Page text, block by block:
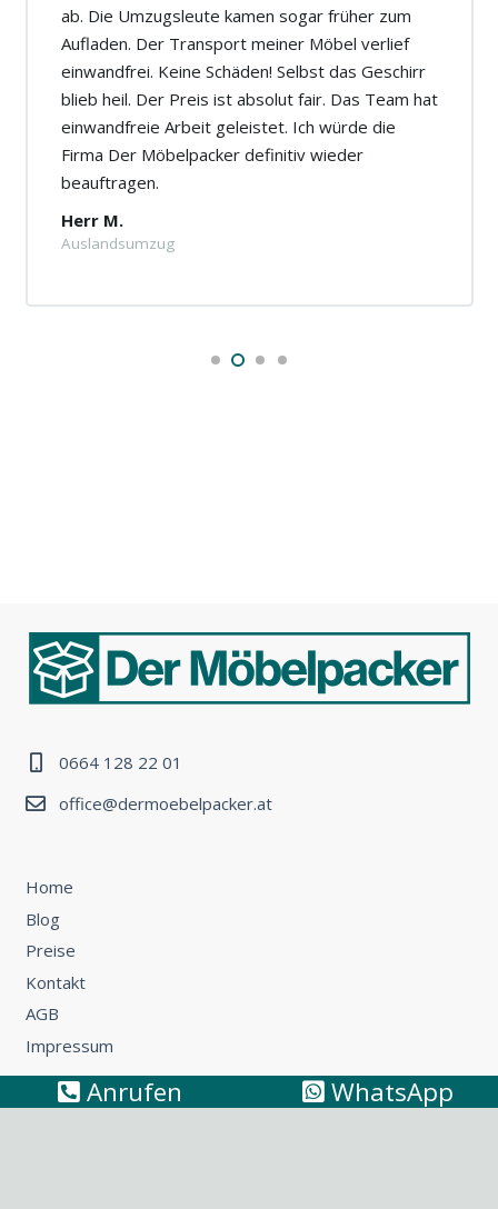
ab. Die Umzugsleute kamen sogar früher zum
Aufladen. Der Transport meiner Möbel verlief
einwandfrei. Keine Schäden! Selbst das Geschirr
blieb heil. Der Preis ist absolut fair. Das Team hat
einwandfreie Arbeit geleistet. Ich würde die
Firma Der Möbelpacker definitiv wieder
beauftragen.
Herr M.
Auslandsumzug
0664 128 22 01
office@dermoebelpacker.at
Home
Blog
Preise
Kontakt
AGB
Impressum
Umzug Wien – Österreich: So können Sie günstig umziehen
Anrufen WhatsApp